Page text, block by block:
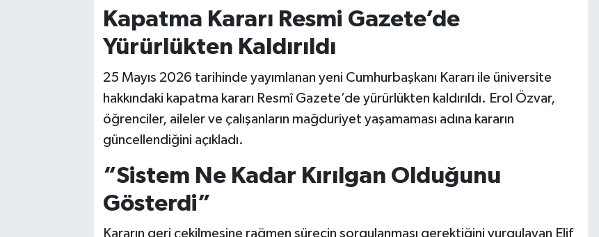
Kapatma Kararı Resmi Gazete’de
Yürürlükten Kaldırıldı
25 Mayıs 2026 tarihinde yayımlanan yeni Cumhurbaşkanı Kararı ile üniversite
hakkındaki kapatma kararı Resmî Gazete’de yürürlükten kaldırıldı. Erol Özvar,
öğrenciler, aileler ve çalışanların mağduriyet yaşamaması adına kararın
güncellendiğini açıkladı.
“Sistem Ne Kadar Kırılgan Olduğunu
Gösterdi”
Kararın geri çekilmesine rağmen sürecin sorgulanması gerektiğini vurgulayan Elif